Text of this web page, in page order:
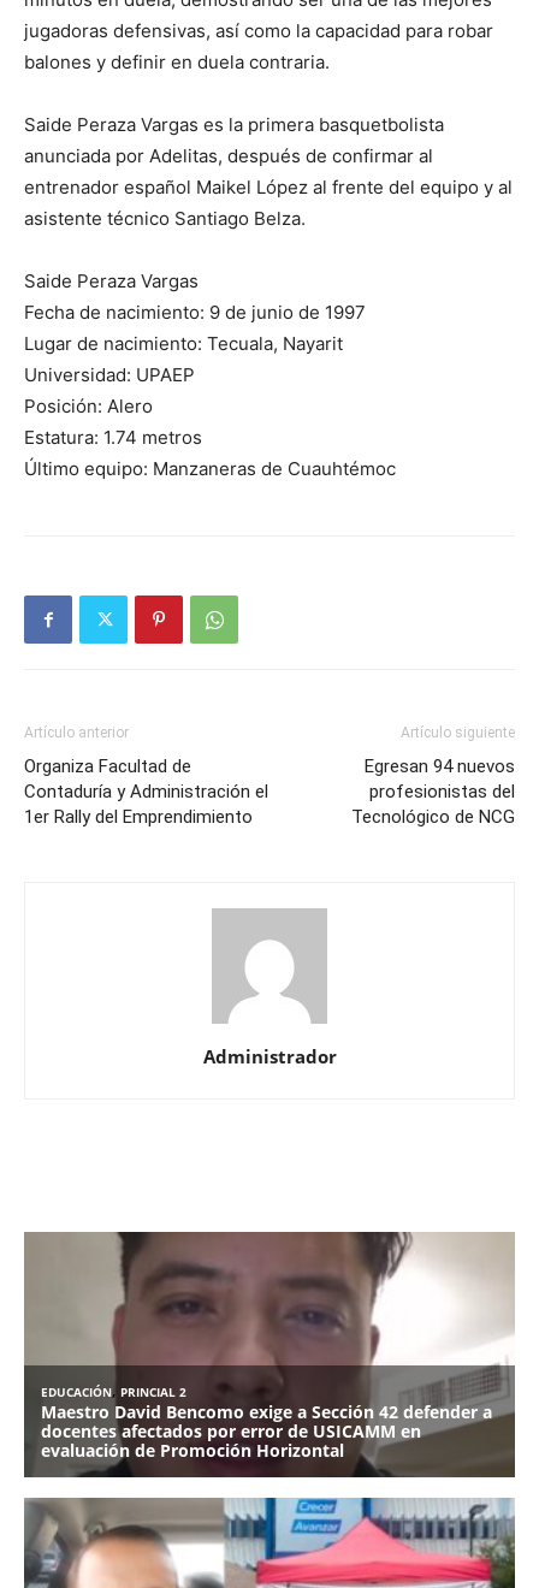
jugadoras defensivas, así como la capacidad para robar
balones y definir en duela contraria.
Saide Peraza Vargas es la primera basquetbolista
anunciada por Adelitas, después de confirmar al
entrenador español Maikel López al frente del equipo y al
asistente técnico Santiago Belza.
Saide Peraza Vargas
Fecha de nacimiento: 9 de junio de 1997
Lugar de nacimiento: Tecuala, Nayarit
Universidad: UPAEP
Posición: Alero
Estatura: 1.74 metros
Último equipo: Manzaneras de Cuauhtémoc
Artículo anterior
Organiza Facultad de
Contaduría y Administración el
1er Rally del Emprendimiento
Artículo siguiente
Egresan 94 nuevos
profesionistas del
Tecnológico de NCG
Administrador